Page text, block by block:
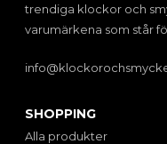
trendiga klockor och
varumärkena som står
SHOPPING
Alla produkter